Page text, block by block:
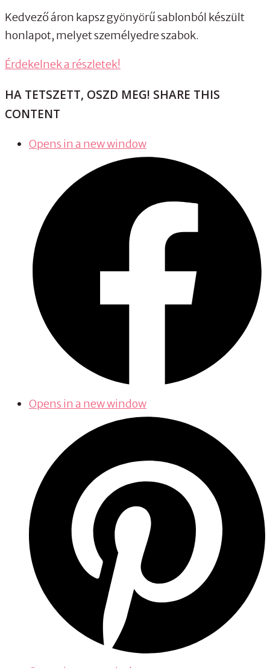
Kedvező áron kapsz gyönyörű sablonból készült
honlapot, melyet személyedre szabok.
Érdekelnek a részletek!
HA TETSZETT, OSZD MEG! SHARE THIS
CONTENT
Opens in a new window
Opens in a new window